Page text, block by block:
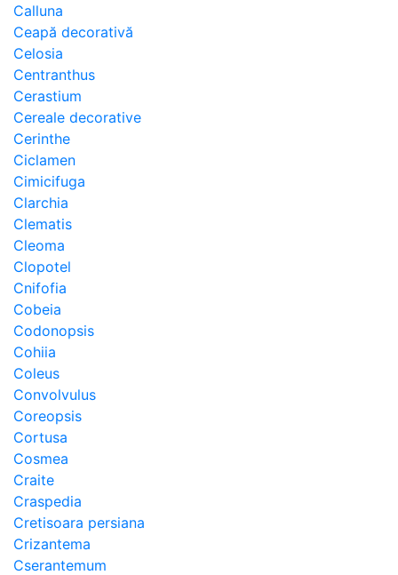
Calluna
Ceapă decorativă
Celosia
Centranthus
Cerastium
Cereale decorative
Cerinthe
Ciclamen
Cimicifuga
Clarchia
Clematis
Cleoma
Clopotel
Cnifofia
Cobeia
Codonopsis
Cohiia
Coleus
Convolvulus
Coreopsis
Cortusa
Cosmea
Craite
Craspedia
Cretisoara persiana
Crizantema
Cserantemum